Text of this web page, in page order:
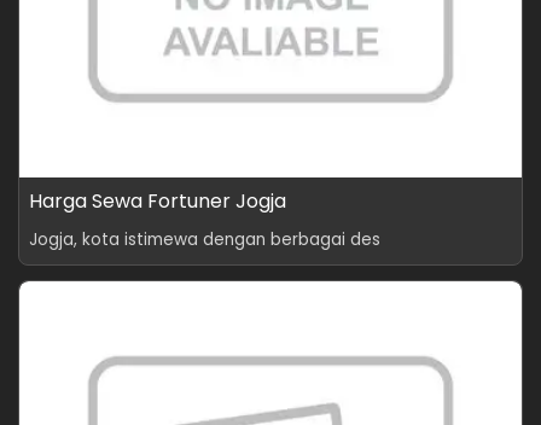
Harga Sewa Fortuner Jogja
Jogja, kota istimewa dengan berbagai des